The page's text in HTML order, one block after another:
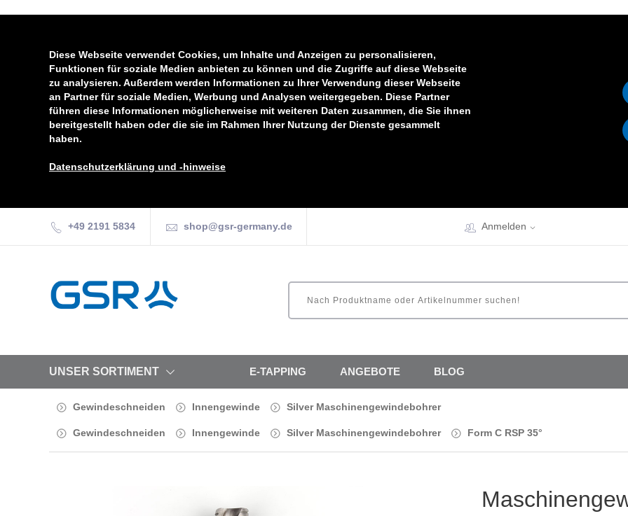
Diese Webseite verwendet Cookies, um Inhalte und Anzeigen zu personalisieren,
Funktionen für soziale Medien anbieten zu können und die Zugriffe auf diese Webseite
zu analysieren. Außerdem werden Informationen zu Ihrer Verwendung dieser Webseite
an Partner für soziale Medien, Werbung und Analysen weitergegeben. Diese Partner
führen diese Informationen möglicherweise mit weiteren Daten zusammen, die Sie ihnen
bereitgestellt haben oder die sie im Rahmen Ihrer Nutzung der Dienste gesammelt
haben.
Datenschutzerklärung und -hinweise
+49 2191 5834 shop@gsr-germany.de Anmelden
UNSER SORTIMENT E-TAPPING ANGEBOTE BLOG
Gewindeschneiden Innengewinde Silver Maschinengewindebohrer
Gewindeschneiden Innengewinde Silver Maschinengewindebohrer Form C RSP 35°